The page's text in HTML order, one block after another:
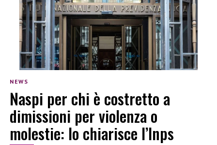
NEWS
Naspi per chi è costretto a
dimissioni per violenza o
molestie: lo chiarisce l’Inps